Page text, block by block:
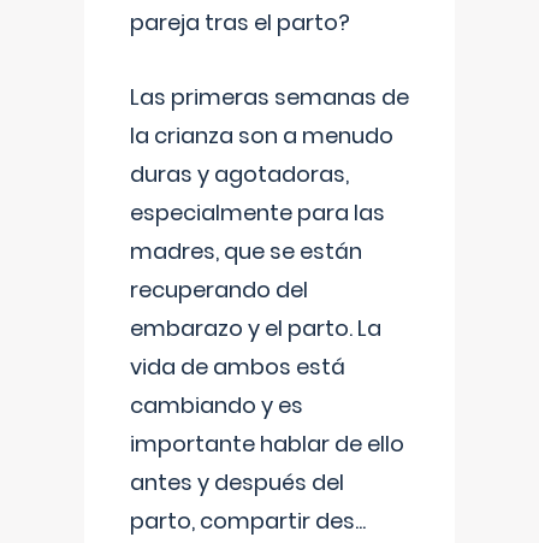
pareja tras el parto?
Las primeras semanas de
la crianza son a menudo
duras y agotadoras,
especialmente para las
madres, que se están
recuperando del
embarazo y el parto. La
vida de ambos está
cambiando y es
importante hablar de ello
antes y después del
parto, compartir des...